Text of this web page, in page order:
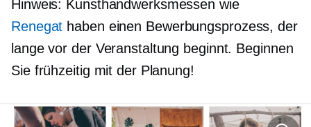
Hinweis: Kunsthandwerksmessen wie
Renegat haben einen Bewerbungsprozess, der
lange vor der Veranstaltung beginnt. Beginnen
Sie frühzeitig mit der Planung!